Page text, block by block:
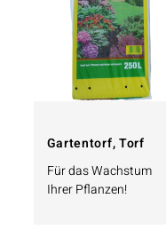
Gartentorf, Torf
Für das Wachstum
Ihrer Pflanzen!